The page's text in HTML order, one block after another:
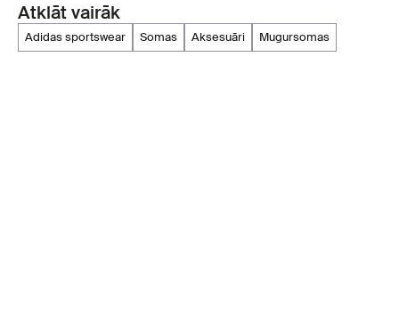
Atklāt vairāk
adidas sportswear somas aksesuāri mugursomas